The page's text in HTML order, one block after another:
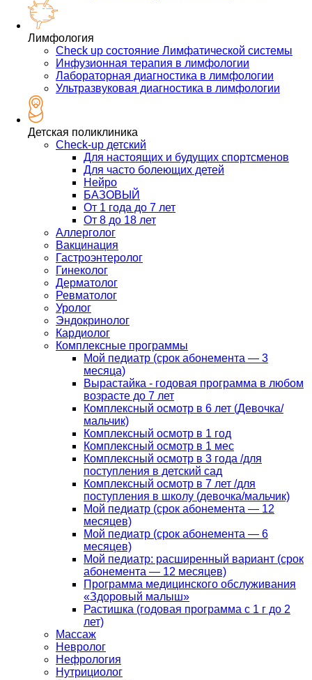
Лимфология
Check up состояние Лимфатической системы
Инфузионная терапия в лимфологии
Лабораторная диагностика в лимфологии
Ультразвуковая диагностика в лимфологии
Детская поликлиника
Check-up детский
Для настоящих и будущих спортсменов
Для часто болеющих детей
Нейро
БАЗОВЫЙ
От 1 года до 7 лет
От 8 до 18 лет
Аллерголог
Вакцинация
Гастроэнтеролог
Гинеколог
Дерматолог
Ревматолог
Уролог
Эндокринолог
Кардиолог
Комплексные программы
Мой педиатр (срок абонемента — 3
месяца)
Вырастайка - годовая программа в любом
возрасте до 7 лет
Комплексный осмотр в 6 лет (Девочка/
мальчик)
Комплексный осмотр в 1 год
Комплексный осмотр в 1 мес
Комплексный осмотр в 3 года /для
поступления в детский сад
Комплексный осмотр в 7 лет /для
поступления в школу (девочка/мальчик)
Мой педиатр (срок абонемента — 12
месяцев)
Мой педиатр (срок абонемента — 6
месяцев)
Мой педиатр: расширенный вариант (срок
абонемента — 12 месяцев)
Программа медицинского обслуживания
«Здоровый малыш»
Растишка (годовая программа с 1 г до 2
лет)
Массаж
Невролог
Нефрология
Нутрициолог